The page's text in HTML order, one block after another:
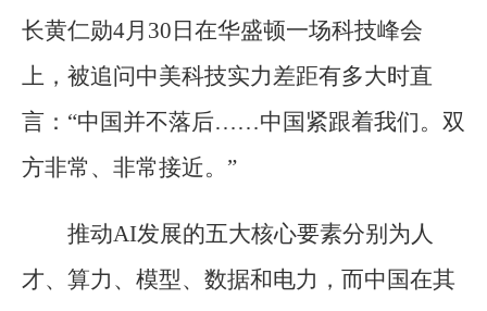
长黄仁勋4月30日在华盛顿一场科技峰会
上，被追问中美科技实力差距有多大时直
言：“中国并不落后……中国紧跟着我们。双
方非常、非常接近。”
推动AI发展的五大核心要素分别为人
才、算力、模型、数据和电力，而中国在其